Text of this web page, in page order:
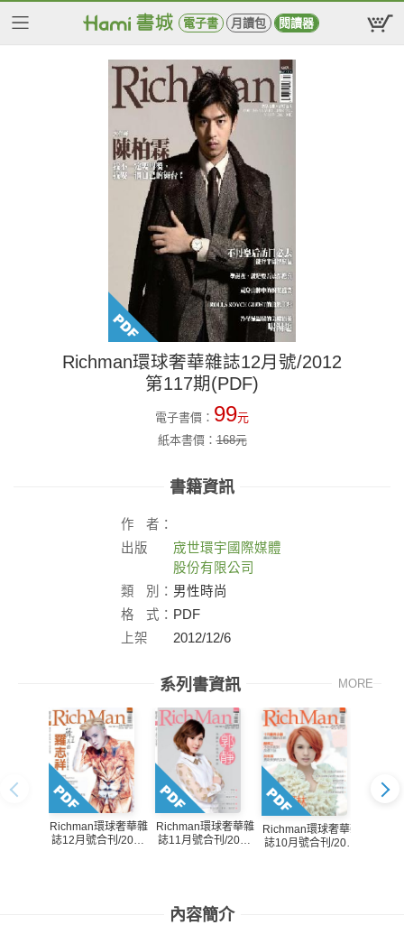
電子書 月讀包 閱讀器
Richman環球奢華雜誌12月號/2012
第117期(PDF)
電子書價： 99元
紙本書價：168元
書籍資訊
作
者：
出版
宬世環宇國際媒體
股份有限公司
類
別： 男性時尚
格
式： PDF
上架
2012/12/6
系列書資訊 MORE
Richman環球奢華雜
誌12月號合刊/2013
Richman環球奢華雜
誌11月號合刊/2013
Richman環球奢華雜
誌10月號合刊/2013
內容簡介